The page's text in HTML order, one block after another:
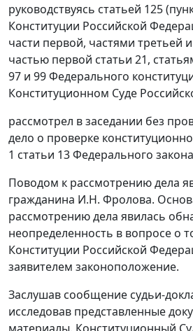
руководствуясь статьей 125
Конституции Российской
части первой, частями третьей
частью первой статьи 21,
97 и 99 Федерального
Конституционном Суде
рассмотрел в заседании без
дело о проверке
1 статьи 13 Федерального
Поводом к рассмотрению дела
гражданина И.Н. Фролова.
рассмотрению дела явилась
неопределенность в вопросе о
Конституции Российской
заявителем законоположение.
Заслушав сообщение судьи-
исследовав представленные